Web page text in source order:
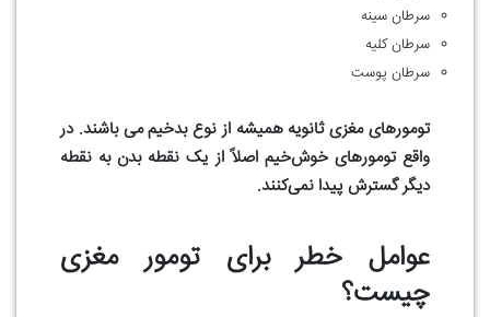
سرطان سینه
سرطان کلیه
سرطان پوست
تومورهای مغزی ثانویه همیشه از نوع بدخیم می باشند. در
واقع تومورهای خوش‌خیم اصلاً از یک نقطه بدن به نقطه
دیگر گسترش پیدا نمی‌کنند.
عوامل خطر برای تومور مغزی
چیست؟